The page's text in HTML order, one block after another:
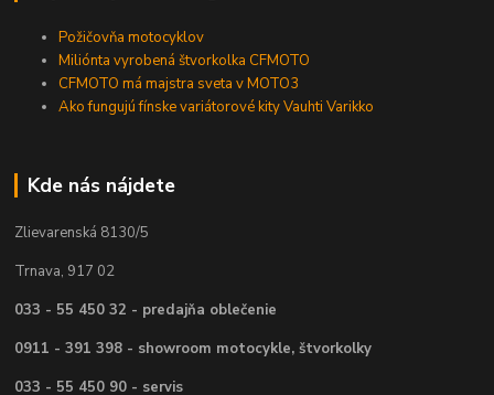
Požičovňa motocyklov
Miliónta vyrobená štvorkolka CFMOTO
CFMOTO má majstra sveta v MOTO3
Ako fungujú fínske variátorové kity Vauhti Varikko
Kde nás nájdete
Zlievarenská 8130/5
Trnava, 917 02
033 - 55 450 32 - predajňa oblečenie
0911 - 391 398 - showroom motocykle, štvorkolky
033 - 55 450 90 - servis